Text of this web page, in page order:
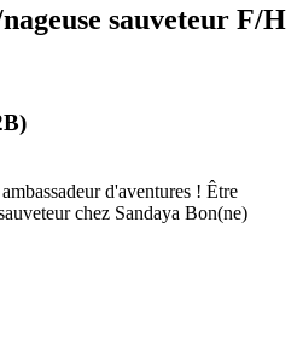
sauveteur F/H
d'aventures ! Être
chez Sandaya Bon(ne)